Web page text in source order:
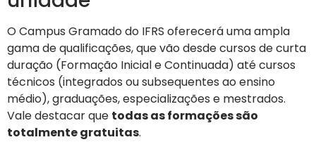
O Campus Gramado do IFRS oferecerá uma ampla
gama de qualificações, que vão desde cursos de curta
duração (Formação Inicial e Continuada) até cursos
técnicos (integrados ou subsequentes ao ensino
médio), graduações, especializações e mestrados.
Vale destacar que todas as formações são
totalmente gratuitas.